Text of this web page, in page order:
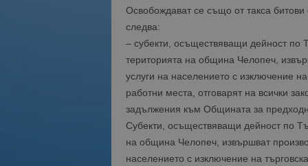
Освобождават се също от такса
следва:
– субекти, осъществяващи дейност по
територията на община Челопеч,
услуги на населението с изключение
работни места, отговарят на всички
задължения към Общината за
Субекти, осъществяващи дейност по
на община Челопеч, извършват
населението с изключение на